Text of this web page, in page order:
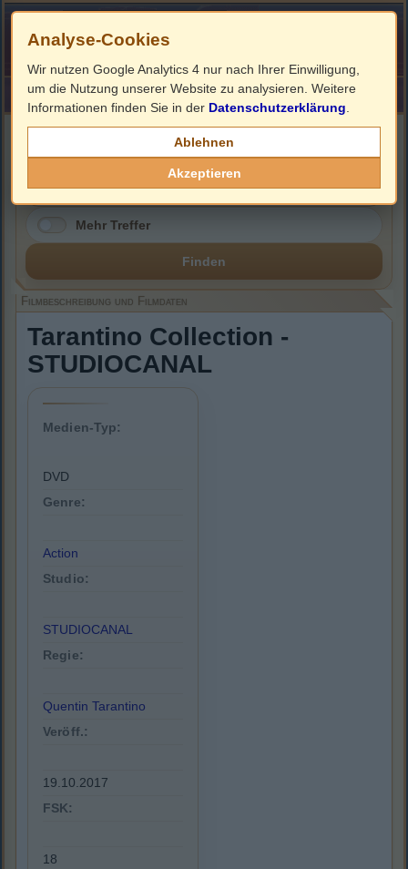
HOME ImpressumLinks
Filmbeschreibung, Cover & DVD Infos
Mehr Treffer
Finden
Filmbeschreibung und Filmdaten
Tarantino Collection -
STUDIOCANAL
Medien-Typ:
DVD
Genre:
Action
Studio:
STUDIOCANAL
Regie:
Quentin Tarantino
Veröff.:
19.10.2017
FSK:
18
Analyse-Cookies
Wir nutzen Google Analytics 4 nur nach Ihrer Einwilligung,
um die Nutzung unserer Website zu analysieren. Weitere
Informationen finden Sie in der Datenschutzerklärung
Ablehnen
Akzeptieren